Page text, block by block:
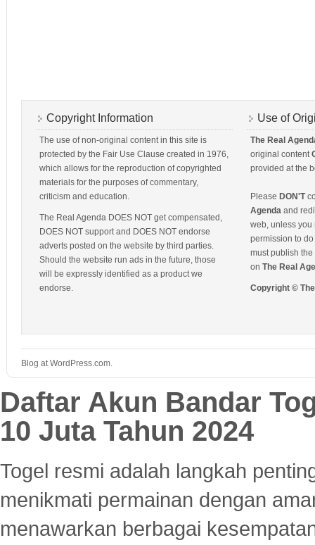
Copyright Information
The use of non-original content in this site is
protected by the Fair Use Clause created in 1976,
which allows for the reproduction of copyrighted
materials for the purposes of commentary,
criticism and education.
The Real Agenda DOES NOT get compensated,
DOES NOT support and DOES NOT endorse
adverts posted on the website by third parties.
Should the website run ads in the future, those
will be expressly identified as a product we
endorse.
Use of
The Real
original content
provided at the
Please DON'T
Agenda and
web, unless you
permission to
must publish
on The Real
Copyright ©
Blog at WordPress.com.
Daftar Akun Bandar
10 Juta Tahun 2024
Togel resmi adalah langkah
menikmati permainan dengan
menawarkan berbagai